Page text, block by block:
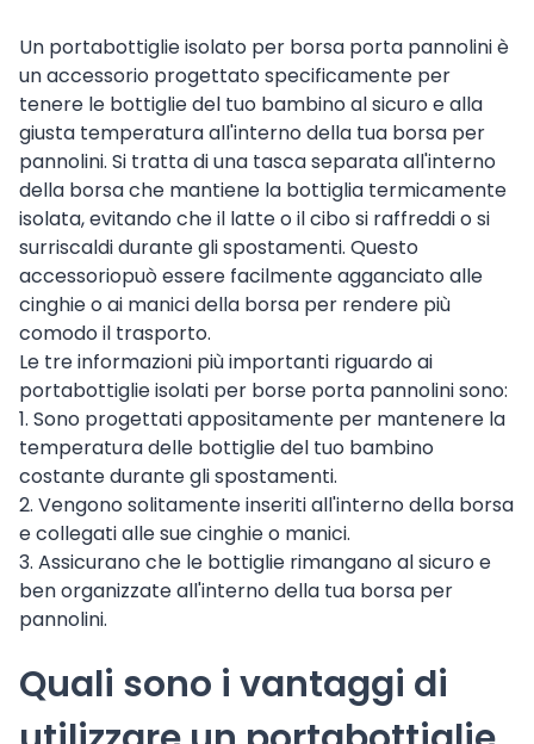
Un portabottiglie isolato per borsa porta pannolini è
un accessorio progettato specificamente per
tenere le bottiglie del tuo bambino al sicuro e alla
giusta temperatura all'interno della tua borsa per
pannolini. Si tratta di una tasca separata all'interno
della borsa che mantiene la bottiglia termicamente
isolata, evitando che il latte o il cibo si raffreddi o si
surriscaldi durante gli spostamenti. Questo
accessoriopuò essere facilmente agganciato alle
cinghie o ai manici della borsa per rendere più
comodo il trasporto.
Le tre informazioni più importanti riguardo ai
portabottiglie isolati per borse porta pannolini sono:
1. Sono progettati appositamente per mantenere la
temperatura delle bottiglie del tuo bambino
costante durante gli spostamenti.
2. Vengono solitamente inseriti all'interno della borsa
e collegati alle sue cinghie o manici.
3. Assicurano che le bottiglie rimangano al sicuro e
ben organizzate all'interno della tua borsa per
pannolini.
Quali sono i vantaggi di